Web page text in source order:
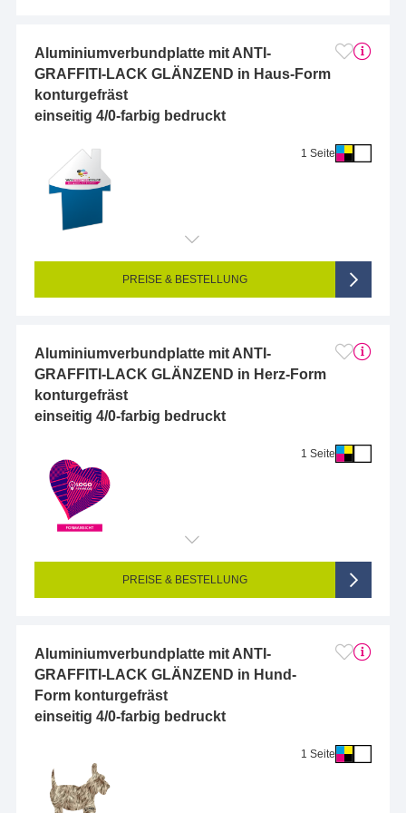
Aluminiumverbundplatte mit ANTI-
GRAFFITI-LACK GLÄNZEND in Haus-Form
konturgefräst
einseitig 4/0-farbig bedruckt
1 Seite
Endformat (bedruckte Fläche): 10 x 10 cm
Seitigkeit: 1-seitig (Vorderseite bedruckt, Rückseite unbedruckt)
4/0-farbig CMYK (vollfarbig bedruckt)
PREISE & BESTELLUNG
Aluminiumverbundplatte mit ANTI-
GRAFFITI-LACK GLÄNZEND in Herz-Form
konturgefräst
einseitig 4/0-farbig bedruckt
1 Seite
Endformat (bedruckte Fläche): 10 x 10 cm
Seitigkeit: 1-seitig (Vorderseite bedruckt, Rückseite unbedruckt)
4/0-farbig CMYK (vollfarbig bedruckt)
PREISE & BESTELLUNG
Aluminiumverbundplatte mit ANTI-
GRAFFITI-LACK GLÄNZEND in Hund-
Form konturgefräst
einseitig 4/0-farbig bedruckt
1 Seite